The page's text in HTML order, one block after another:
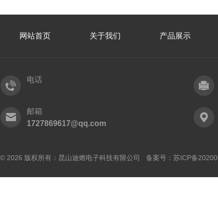
网站首页 关于我们 产品展示
电话
邮箱
1727869617@qq.com
© 2026 版权所有：昆山迪燃电子科技有限公司 备案号： 苏ICP备